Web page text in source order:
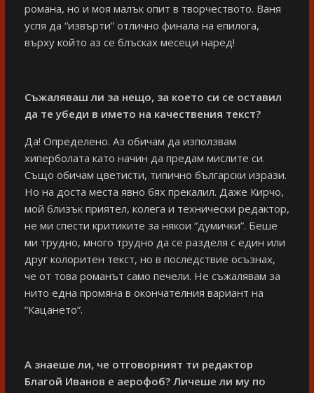
романа, но и моя малък опит в творчеството. Ваня
успя да “извърти” отлично финала на епилога,
върху който аз се блъсках месеци наред!
Съжаляваш ли за нещо, за което си се оставил
да те убеди в името на качествения текст?
Да! Определено. Аз обичам да използвам
хиперболата като начин да предам мислите си.
Също обичам цветисти, типично български изрази.
Но на доста места явно бях прекалил. Даже Кирчо,
мой близък приятел, колега и технически редактор,
не ми спести критиките за някои “думички”. Беше
ми трудно, много трудно да се разделя с един или
друг колоритен текст, но в последствие осъзнах,
че от това романът само печели. Не съжалявам за
нито една промяна в окончателния вариант на
“Кацането”.
А знаеше ли, че отговорният ти редактор
Благой Иванов е аерофоб? Личеше ли му по